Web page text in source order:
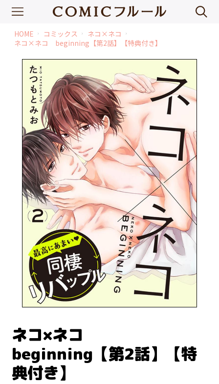
HOME chevron_right コミックス chevron_right ネコ×ネコ chevron_right
ネコ×ネコ beginning【第2話】【特典付き】
ネコ×ネコ
beginning【第2話】【特
典付き】